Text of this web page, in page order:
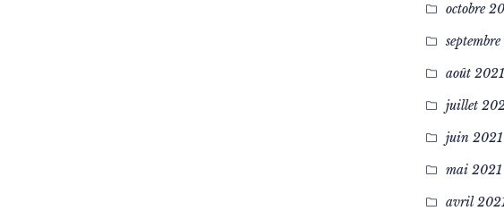
octobre
août 2021
juillet
juin 2021
mai 2021
avril